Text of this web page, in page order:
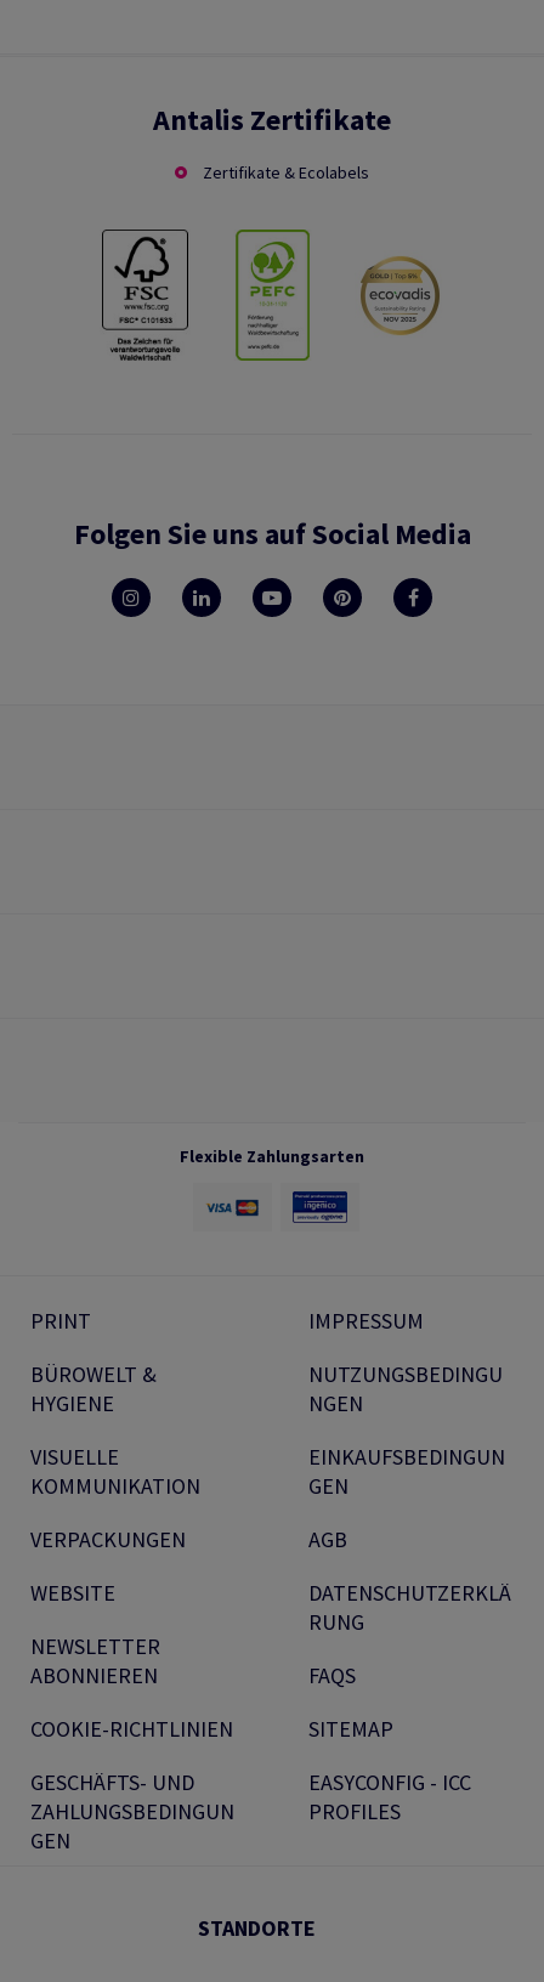
Antalis Zertifikate
Zertifikate & Ecolabels
Folgen Sie uns auf Social Media
Flexible Zahlungsarten
PRINT
BÜROWELT &
HYGIENE
VISUELLE
KOMMUNIKATION
VERPACKUNGEN
WEBSITE
NEWSLETTER
ABONNIEREN
COOKIE-RICHTLINIEN
GESCHÄFTS- UND
ZAHLUNGSBEDINGUN
GEN
IMPRESSUM
NUTZUNGSBEDINGU
NGEN
EINKAUFSBEDINGUN
GEN
AGB
DATENSCHUTZERKLÄ
RUNG
FAQS
SITEMAP
EASYCONFIG - ICC
PROFILES
STANDORTE